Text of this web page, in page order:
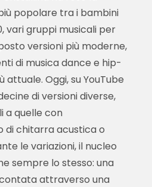
popolare tra i bambini
vari gruppi musicali per
versioni più moderne,
di musica dance e hip-
Oggi, su YouTube
di versioni diverse,
a quelle con
chitarra acustica o
le variazioni, il nucleo
sempre lo stesso: una
attraverso una